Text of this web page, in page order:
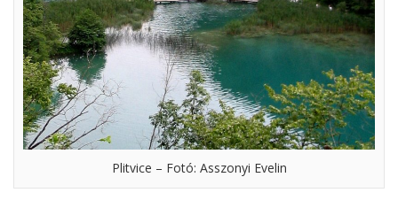
Plitvice – Fotó: Asszonyi Evelin